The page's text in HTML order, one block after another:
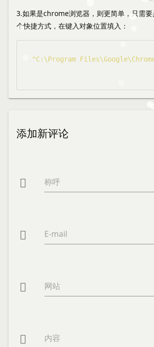
3.如果是chrome浏览器，则更简单，只需
个快捷方式，在键入对象位置填入：
"C:\Program
添加新评论
 称呼
 E-mail
 网站
 内容